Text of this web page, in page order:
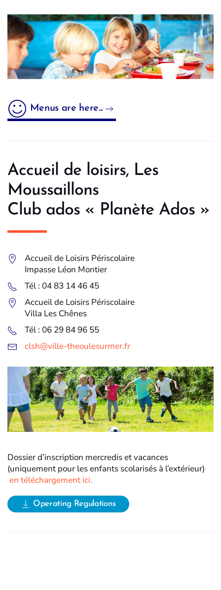
Menus are here...
Accueil de loisirs, Les
Moussaillons
Club ados « Planète Ados »
Accueil de Loisirs Périscolaire
Impasse Léon Montier
Tél : 04 83 14 46 45
Accueil de Loisirs Périscolaire
Villa Les Chênes
Tél : 06 29 84 96 55
clsh@ville-theoulesurmer.fr
Dossier d’inscription mercredis et vacances
(uniquement pour les enfants scolarisés à l’extérieur)
en téléchargement ici.
Operating Regulations